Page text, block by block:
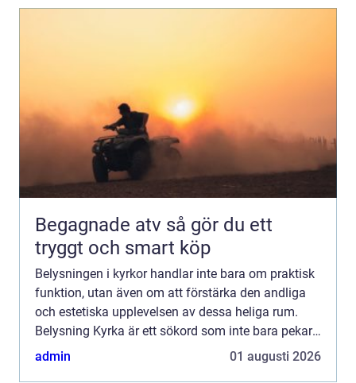
Begagnade atv så gör du ett
tryggt och smart köp
Belysningen i kyrkor handlar inte bara om praktisk
funktion, utan även om att förstärka den andliga
och estetiska upplevelsen av dessa heliga rum.
Belysning Kyrka är ett sökord som inte bara pekar
på ljuskällor, ut...
admin 01 augusti 2026